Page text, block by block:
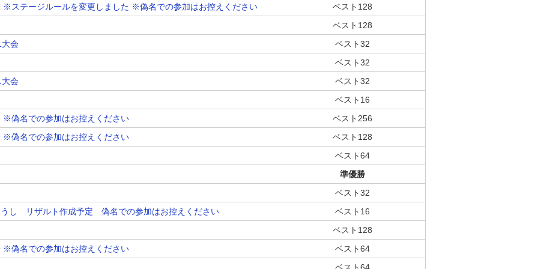
ステージルールを変更しました ※偽名での参加はお控えください
ベスト128
ベスト128
会
ベスト32
ベスト32
会
ベスト32
ベスト16
偽名での参加はお控えください
ベスト256
偽名での参加はお控えください
ベスト128
ベスト64
準優勝
ベスト32
し リザルト作成予定 偽名での参加はお控えください
ベスト16
ベスト128
偽名での参加はお控えください
ベスト64